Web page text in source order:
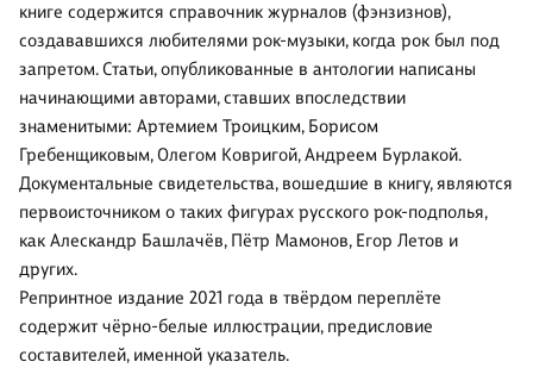
книге содержится справочник журналов (фэнзизнов),
создававшихся любителями рок-музыки, когда рок был под
запретом. Статьи, опубликованные в антологии написаны
начинающими авторами, ставших впоследствии
знаменитыми: Артемием Троицким, Борисом
Гребенщиковым, Олегом Ковригой, Андреем Бурлакой.
Документальные свидетельства, вошедшие в книгу, являются
первоисточником о таких фигурах русского рок-подполья,
как Алескандр Башлачёв, Пётр Мамонов, Егор Летов и
других.
Репринтное издание 2021 года в твёрдом переплёте
содержит чёрно-белые иллюстрации, предисловие
составителей, именной указатель.